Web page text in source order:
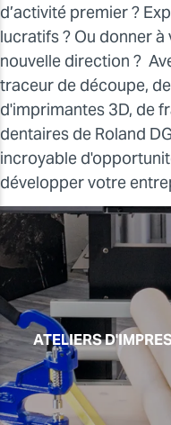
d’activité premier ?
lucratifs ? Ou donner
nouvelle direction ?
traceur de découpe,
d'imprimantes 3D, de
dentaires de Roland
incroyable
développer votre
ATELIERS